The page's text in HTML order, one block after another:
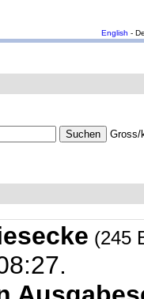
English -
Gross/
(245